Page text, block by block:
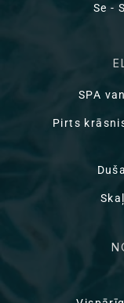
Se -
SPA
Pirts